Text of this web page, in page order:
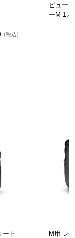
(税込)
ビュー
ーM 1.4
ト M用 レ